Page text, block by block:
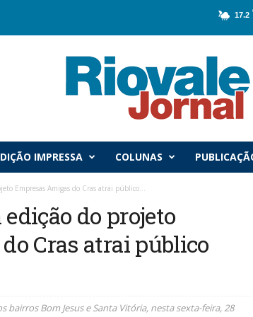
17.2
IMPRESSA COLUNAS
Empresas Amigas do Cras atrai público...
do projeto
Cras atrai público
bairros Bom Jesus e Santa Vitória, nesta sexta-feira, 28